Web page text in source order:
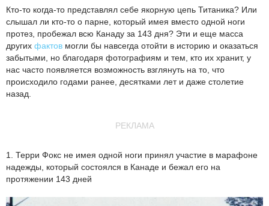
Кто-то когда-то представлял себе якорную цепь Титаника? Или
слышал ли кто-то о парне, который имея вместо одной ноги
протез, пробежал всю Канаду за 143 дня? Эти и еще масса
других фактов могли бы навсегда отойти в историю и оказаться
забытыми, но благодаря фотографиям и тем, кто их хранит, у
нас часто появляется возможность взглянуть на то, что
происходило годами ранее, десятками лет и даже столетие
назад.
РЕКЛАМА
1. Терри Фокс не имея одной ноги принял участие в марафоне
надежды, который состоялся в Канаде и бежал его на
протяжении 143 дней